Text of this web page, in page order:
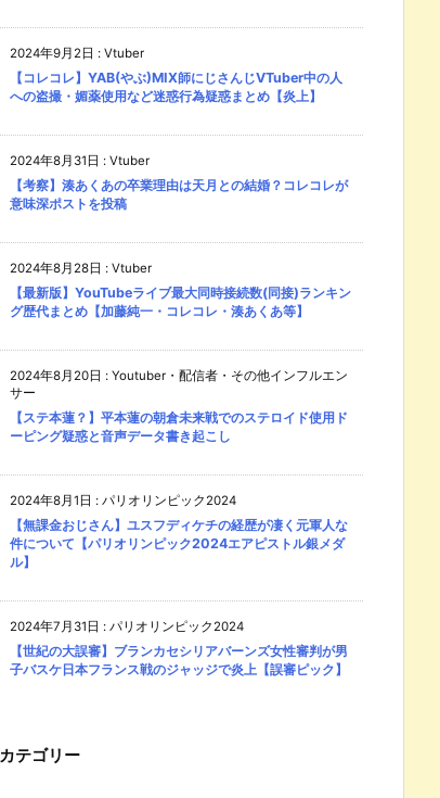
2024年9月2日 : Vtuber
【コレコレ】YAB(やぶ)MIX師にじさんじVTuber中の人
への盗撮・媚薬使用など迷惑行為疑惑まとめ【炎上】
2024年8月31日 : Vtuber
【考察】湊あくあの卒業理由は天月との結婚？コレコレが
意味深ポストを投稿
2024年8月28日 : Vtuber
【最新版】YouTubeライブ最大同時接続数(同接)ランキン
グ歴代まとめ【加藤純一・コレコレ・湊あくあ等】
2024年8月20日 : Youtuber・配信者・その他インフルエン
サー
【ステ本蓮？】平本蓮の朝倉未来戦でのステロイド使用ド
ーピング疑惑と音声データ書き起こし
2024年8月1日 : パリオリンピック2024
【無課金おじさん】ユスフディケチの経歴が凄く元軍人な
件について【パリオリンピック2024エアピストル銀メダ
ル】
2024年7月31日 : パリオリンピック2024
【世紀の大誤審】ブランカセシリアバーンズ女性審判が男
子バスケ日本フランス戦のジャッジで炎上【誤審ピック】
カテゴリー